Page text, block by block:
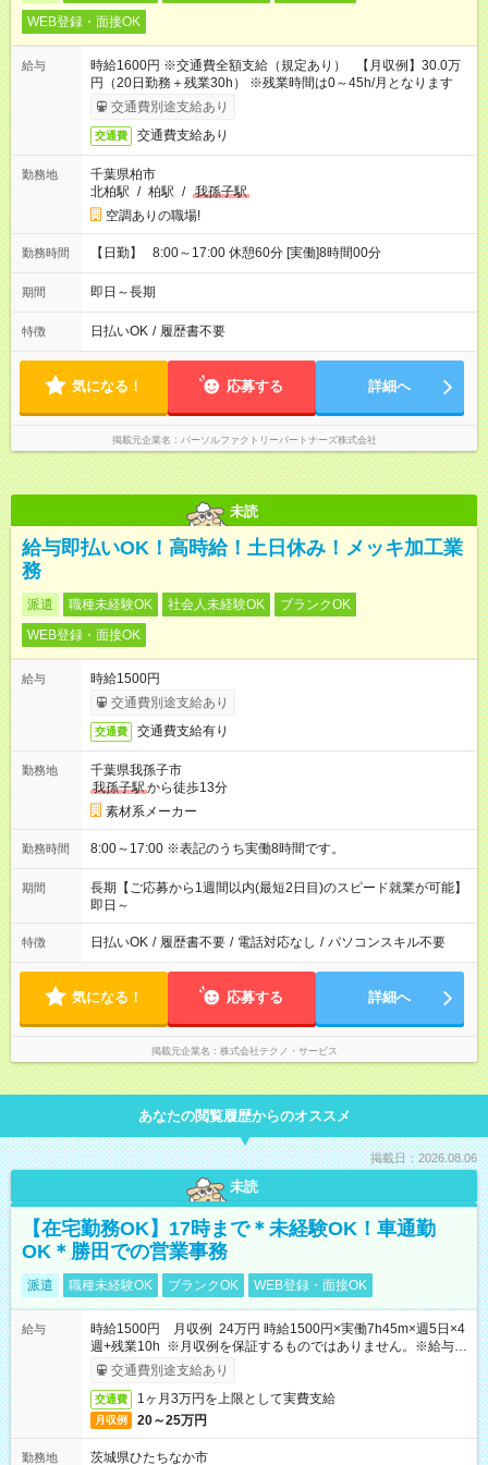
WEB登録・面接OK
給与
時給1600円 ※交通費全額支給（規定あり） 【月収例】30.0万
円（20日勤務＋残業30h） ※残業時間は0～45h/月となります
交通費別途支給あり
交通費 交通費支給あり
勤務地
千葉県柏市
北柏駅 / 柏駅 / 我孫子駅
空調ありの職場!
勤務時間 【日勤】 8:00～17:00 休憩60分 [実働]8時間00分
期間 即日～長期
特徴 日払いOK / 履歴書不要
気になる！ 応募する 詳細へ
掲載元企業名 パーソルファクトリーパートナーズ株式会社
未読
給与即払いOK！高時給！土日休み！メッキ加工業
務
派遣 職種未経験OK 社会人未経験OK
ブランクOK
WEB登録・面接OK
給与
時給1500円
交通費別途支給あり
交通費 交通費支給有り
勤務地
千葉県我孫子市
我孫子駅から徒歩13分
素材系メーカー
勤務時間 8:00～17:00 ※表記のうち実働8時間です。
期間
長期【ご応募から1週間以内(最短2日目)のスピード就業が可能】
即日～
特徴 日払いOK / 履歴書不要 / 電話対応なし / パソコンスキル不要
気になる！ 応募する 詳細へ
掲載元企業名 株式会社テクノ・サービス
あなたの閲覧履歴からのオススメ
掲載日：2026.08.06
未読
【在宅勤務OK】17時まで＊未経験OK！車通勤
OK＊勝田での営業事務
派遣 職種未経験OK ブランクOK WEB登録・面接OK
給与
時給1500円 月収例 24万円 時給1500円×実働7h45m×週5日×4
週+残業10h ※月収例を保証するものではありません。※給与即
受取りサービス利用可（利用条件有）
交通費別途支給あり
交通費 1ヶ月3万円を上限として実費支給
月収例 20～25万円
勤務地 茨城県ひたちなか市